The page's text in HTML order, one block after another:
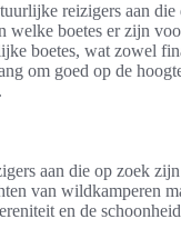
reizigers aan
welke boetes er zijn
boetes, wat zowel
om goed op de
aan die op zoek
van wildkamperen
en de